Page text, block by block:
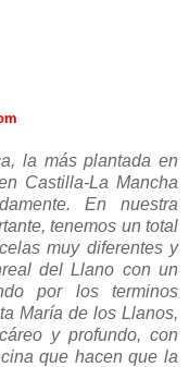
la más plantada en
Castilla-La Mancha
En nuestra
tenemos un total
muy diferentes y
del Llano con un
por los terminos
María de los Llanos,
y profundo, con
que hacen que la